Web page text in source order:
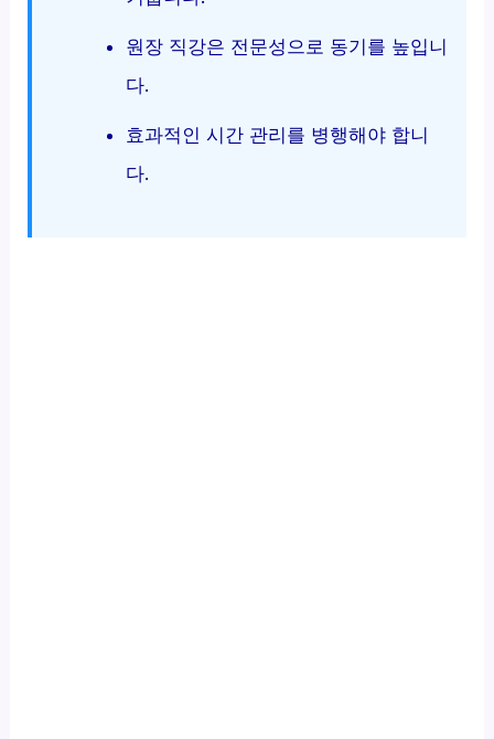
원장 직강은 전문성으로 동기를 높입니
다.
효과적인 시간 관리를 병행해야 합니
다.